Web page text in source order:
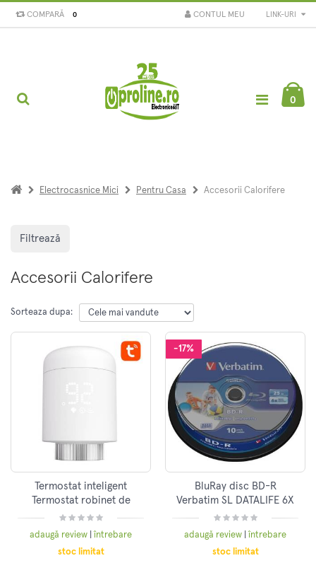
COMPARĂ 0 LINK-URI
CONTUL MEU
0
Electrocasnice Mici Pentru Casa Accesorii Calorifere
Filtrează
Accesorii Calorifere
Sorteaza dupa:
Termostat inteligent
Termostat robinet de
radiator Avatto TRV16
Zigbee Tuya
adaugă review |întrebare
stoc limitat
-17%
BluRay disc BD-R
Verbatim SL DATALIFE 6X
25GB 10PK SPINDLE WIDE
PRINTABLE NO ID "43804"
adaugă review |întrebare
stoc limitat